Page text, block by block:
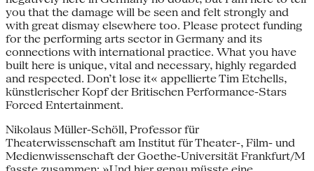
you that the damage will be seen and felt strongly and
with great dismay elsewhere too. Please protect funding
for the performing arts sector in Germany and its
connections with international practice. What you have
built here is unique, vital and necessary, highly regarded
and respected. Don’t lose it« appellierte Tim Etchells,
künstlerischer Kopf der Britischen Performance-Stars
Forced Entertainment.
Nikolaus Müller-Schöll, Professor für
Theaterwissenschaft am Institut für Theater-, Film- und
Medienwissenschaft der Goethe-Universität Frankfurt/M